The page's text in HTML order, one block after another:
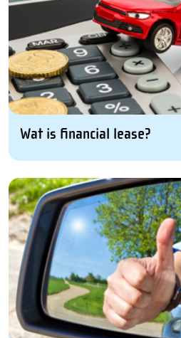
Wat is financial lease?